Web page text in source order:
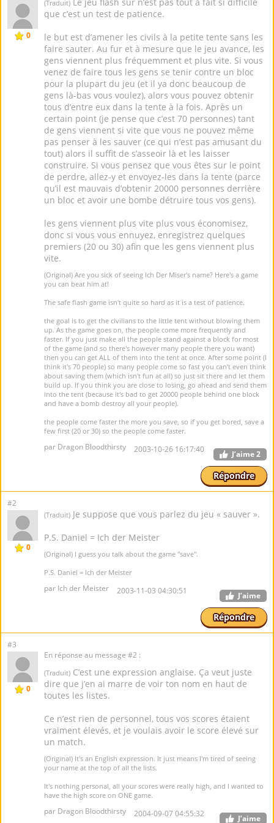
0
(Traduit)
que c’est un test de patience.
le but est d’amener les civils à la petite tente sans les
faire sauter. Au fur et à mesure que le jeu avance, les
gens viennent plus fréquemment et plus vite. Si vous
venez de faire tous les gens se tenir contre un bloc
pour la plupart du jeu (et il ya donc beaucoup de
gens là-bas vous voulez), alors vous pouvez obtenir
tous d’entre eux dans la tente à la fois. Après un
certain point (je pense que c’est 70 personnes) tant
de gens viennent si vite que vous ne pouvez même
pas penser à les sauver (ce qui n’est pas amusant du
tout) alors il suffit de s’asseoir là et les laisser
construire. Si vous pensez que vous êtes sur le point
de perdre, allez-y et envoyez-les dans la tente (parce
qu’il est mauvais d’obtenir 20000 personnes derrière
un bloc et avoir une bombe détruire tous vos gens).
les gens viennent plus vite plus vous économisez,
donc si vous vous ennuyez, enregistrez quelques
premiers (20 ou 30) afin que les gens viennent plus
vite.
(Original) Are you sick of seeing Ich Der Miser's name? Here's a game
you can beat him at!
The safe flash game isn't quite so hard as it is a test of patience.
the goal is to get the civilians to the little tent without blowing them
up. As the game goes on, the people come more frequently and
faster. If you just make all the people stand against a block for most
of the game (and so there's however many people there you want)
then you can get ALL of them into the tent at once. After some point (I
think it's 70 people) so many people come so fast you can't even think
about saving them (which isn't fun at all) so just sit there and let them
build up. If you think you are close to losing, go ahead and send them
into the tent (because it's bad to get 20000 people behind one block
and have a bomb destroy all your people).
the people come faster the more you save, so if you get bored, save a
few first (20 or 30) so the people come faster.
par Dragon Bloodthirsty 2003-10-26 16:17:40 J’aime2
Répondre
#2
0
(Traduit) Je suppose que vous parlez du jeu « sauver ».
P.S. Daniel = Ich der Meister
(Original) I guess you talk about the game "save".
P.S. Daniel = Ich der Meister
par Ich der Meister 2003-11-03 04:30:51 J’aime
Répondre
#3
0
En réponse au message #2 :
(Traduit) C’est une expression anglaise. Ça veut juste
dire que j’en ai marre de voir ton nom en haut de
toutes les listes.
Ce n’est rien de personnel, tous vos scores étaient
vraiment élevés, et je voulais avoir le score élevé sur
un match.
(Original) It's an English expression. It just means I'm tired of seeing
your name at the top of all the lists.
It's nothing personal, all your scores were really high, and I wanted to
have the high score on ONE game.
par Dragon Bloodthirsty 2004-09-07 04:55:32 J’aime